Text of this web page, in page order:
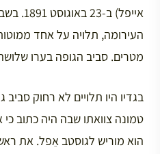
אייפל)
העירומה, תלויה על אחד
מטרים. סביב הגופה בערו
בגדיו היו תלויים לא רחוק סביב
טמונה צוואתו שבה היה כתוב כי
הוא מוריש לגוסטב אֵפל. את